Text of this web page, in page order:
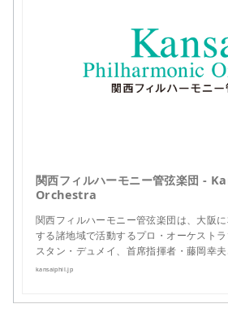
関西フィルハーモニー管弦楽団 -
Orchestra
関西フィルハーモニー管弦楽団は、大阪
する諸地域で活動するプロ・オーケスト
スタン・デュメイ、首席指揮者・藤岡幸
kansaiphil.jp